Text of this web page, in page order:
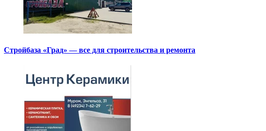
Стройбаза «Град» — все для строительства и ремонта